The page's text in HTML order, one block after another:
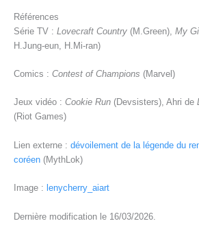
Références
Série TV : Lovecraft Country (M.Green), My
H.Jung-eun, H.Mi-ran)
Comics : Contest of Champions (Marvel)
Jeux vidéo : Cookie Run (Devsisters), Ahri de
(Riot Games)
Lien externe : dévoilement de la légende du
coréen (MythLok)
Image : lenycherry_aiart
Dernière modification le 16/03/2026.